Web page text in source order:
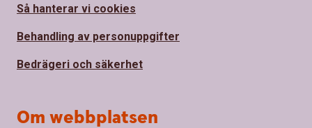
Så hanterar vi cookies
Behandling av personuppgifter
Bedrägeri och säkerhet
Om webbplatsen